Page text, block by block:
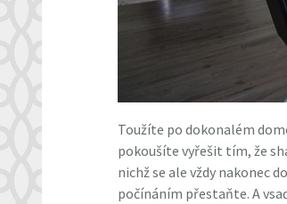
Toužíte po dokonalém
pokoušíte vyřešit tím, že
nichž se ale vždy nakonec
počínáním přestaňte. A